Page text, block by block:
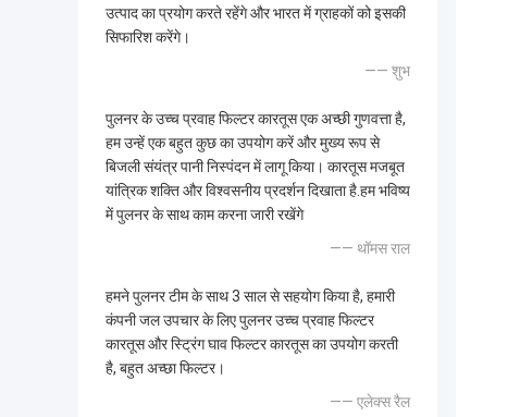
उत्पाद का प्रयोग करते रहेंगे और भारत में ग्राहकों को इसकी
सिफारिश करेंगे।
—— शुभ
पुलनर के उच्च प्रवाह फिल्टर कारतूस एक अच्छी गुणवत्ता है,
हम उन्हें एक बहुत कुछ का उपयोग करें और मुख्य रूप से
बिजली संयंत्र पानी निस्पंदन में लागू किया। कारतूस मजबूत
यांत्रिक शक्ति और विश्वसनीय प्रदर्शन दिखाता है.हम भविष्य
में पुलनर के साथ काम करना जारी रखेंगे
—— थॉमस राल
हमने पुलनर टीम के साथ 3 साल से सहयोग किया है, हमारी
कंपनी जल उपचार के लिए पुलनर उच्च प्रवाह फिल्टर
कारतूस और स्ट्रिंग घाव फिल्टर कारतूस का उपयोग करती
है, बहुत अच्छा फिल्टर।
—— एलेक्स रैल